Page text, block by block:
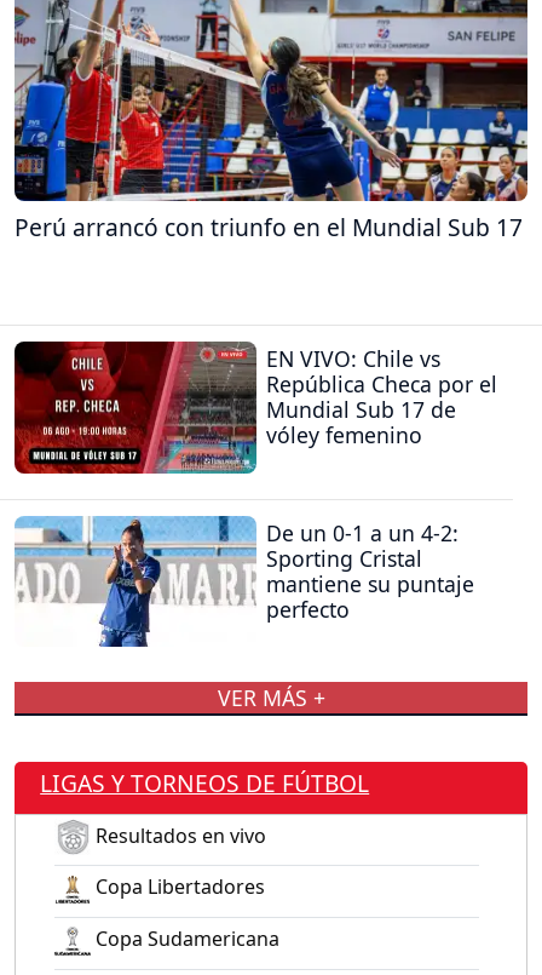
Perú arrancó con triunfo en el Mundial Sub 17
EN VIVO: Chile vs
República Checa por el
Mundial Sub 17 de
vóley femenino
De un 0-1 a un 4-2:
Sporting Cristal
mantiene su puntaje
perfecto
VER MÁS +
LIGAS Y TORNEOS DE FÚTBOL
Resultados en vivo
Copa Libertadores
Copa Sudamericana